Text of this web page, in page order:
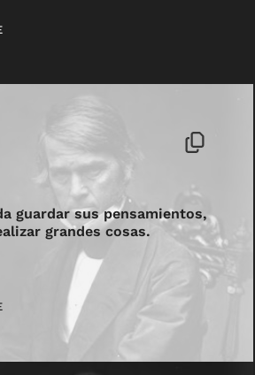
guardar sus pensamientos,
grandes cosas.